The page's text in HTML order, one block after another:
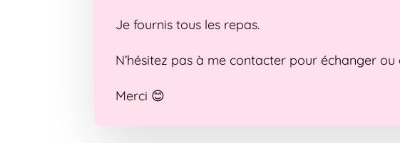
Je fournis tous les repas.
N’hésitez pas à me contacter pour échanger
Merci 😊